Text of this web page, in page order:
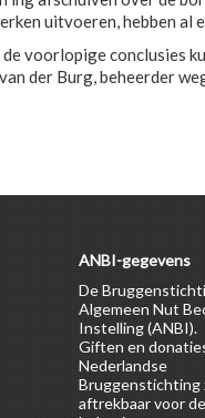
uitvoeren, hebben
voorlopige conclusies
der Burg, beheerder
ANBI-gegevens
De
Algemeen Nut
Instelling (ANBI).
Giften en
Nederlandse
Bruggenstichting
aftrekbaar voor de